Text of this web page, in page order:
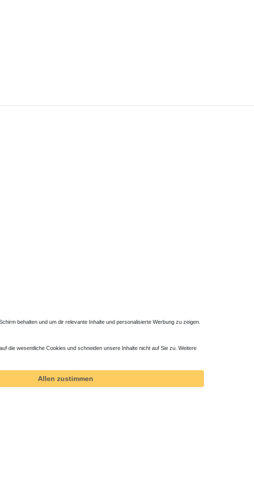
bis 220 cm
behalten und um dir relevante Inhalte und personalisierte Werbung zu zeigen.
die wesentliche Cookies und schneiden unsere Inhalte nicht auf Sie zu. Weitere
Allen zustimmen